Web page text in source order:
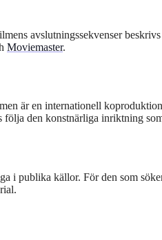
avslutningssekvenser
Moviemaster.
är en internationell
följa den konstnärliga inriktning
i publika källor. För den som